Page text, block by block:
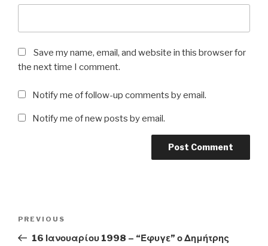
Save my name, email, and website in this browser for
the next time I comment.
Notify me of follow-up comments by email.
Notify me of new posts by email.
Previous
Post
PREVIOUS
16 Ιανουαρίου 1998 – “Έφυγε” ο Δημήτρης